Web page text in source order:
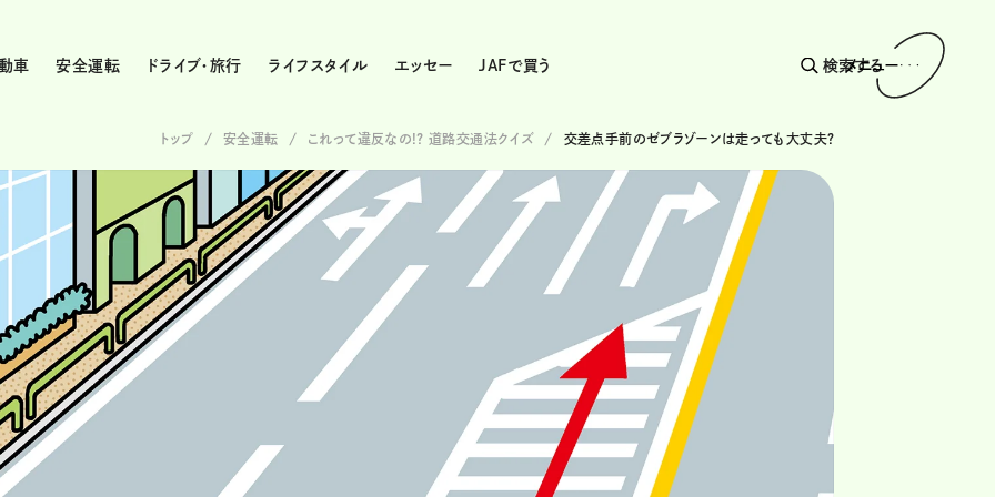
車 安全運転 ドライブ・旅行 ライフスタイル エッセー JAFで買う 検索する
メニュー
トップ 安全運転 これって違反なの!? 道路交通法クイズ 交差点手前のゼブラゾーンは走っても大丈夫？